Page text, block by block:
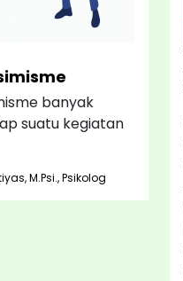
banyak
suatu kegiatan
M.Psi., Psikolog